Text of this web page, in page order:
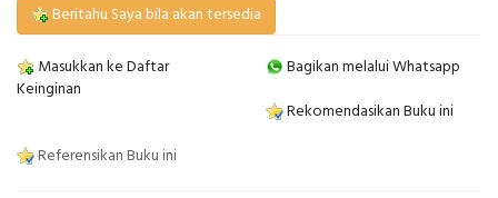
Beritahu Saya bila akan tersedia
Masukkan ke Daftar
Keinginan
Bagikan melalui Whatsapp
Rekomendasikan Buku ini
Referensikan Buku ini